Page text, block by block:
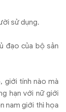
sử dụng.
đạo của bộ sản
giới tính nào mà
hạn với nữ giới
nam giới thì họa